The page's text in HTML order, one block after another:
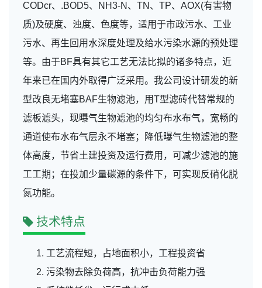
CODcr、.BOD5、NH3-N、TN、TP、AOX(有害物
质)及硬度、浊度、色度等，适用于市政污水、工业
污水、再生回用水深度处理及给水污染水源的预处理
等。由于BF具有其它工艺无法比拟的诸多特点，近
年来已在国内外取得广泛采用。我公司设计研发的新
型改良无堵塞BAF生物滤池，用T型滤砖代替常规的
滤板滤头，现曝气生物滤池的均匀布水布气，宽畅的
通道使布水布气层永不堵塞；降低曝气生物滤池的整
体高度，节省土建投资及运行费用，可减少滤池的施
工工期；在投加少量碳源的条件下，可实现反硝化脱
氮功能。
技术特点
工艺流程短，占地面积小，工程投资省
污染物去除负荷高，抗冲击负荷能力强